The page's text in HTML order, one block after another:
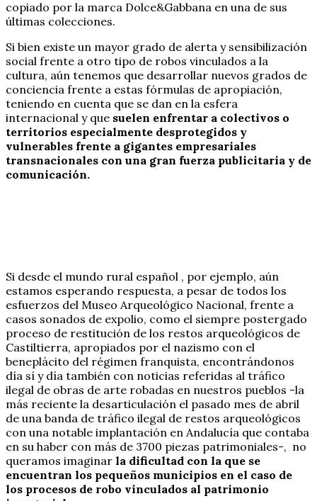
copiado por la marca Dolce&Gabbana en una de sus
últimas colecciones.
Si bien existe un mayor grado de alerta y sensibilización
social frente a otro tipo de robos vinculados a la
cultura, aún tenemos que desarrollar nuevos grados de
conciencia frente a estas fórmulas de apropiación,
teniendo en cuenta que se dan en la esfera
internacional y que suelen enfrentar a colectivos o
territorios especialmente desprotegidos y
vulnerables frente a gigantes empresariales
transnacionales con una gran fuerza publicitaria y de
comunicación.
Si desde el mundo rural español , por ejemplo, aún
estamos esperando respuesta, a pesar de todos los
esfuerzos del Museo Arqueológico Nacional, frente a
casos sonados de expolio, como el siempre postergado
proceso de restitución de los restos arqueológicos de
Castiltierra, apropiados por el nazismo con el
beneplácito del régimen franquista, encontrándonos
día sí y día también con noticias referidas al tráfico
ilegal de obras de arte robadas en nuestros pueblos -la
más reciente la desarticulación el pasado mes de abril
de una banda de tráfico ilegal de restos arqueológicos
con una notable implantación en Andalucía que contaba
en su haber con más de 3700 piezas patrimoniales-, no
queramos imaginar la dificultad con la que se
encuentran los pequeños municipios en el caso de
los procesos de robo vinculados al patrimonio